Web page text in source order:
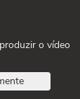
o vídeo